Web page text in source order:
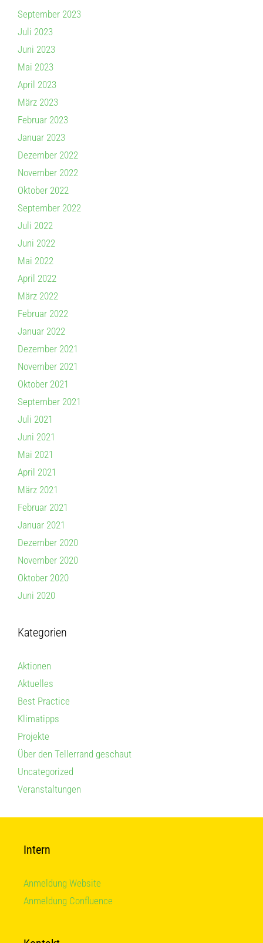
September 2023
Juli 2023
Juni 2023
Mai 2023
April 2023
März 2023
Februar 2023
Januar 2023
Dezember 2022
November 2022
Oktober 2022
September 2022
Juli 2022
Juni 2022
Mai 2022
April 2022
März 2022
Februar 2022
Januar 2022
Dezember 2021
November 2021
Oktober 2021
September 2021
Juli 2021
Juni 2021
Mai 2021
April 2021
März 2021
Februar 2021
Januar 2021
Dezember 2020
November 2020
Oktober 2020
Juni 2020
Kategorien
Aktionen
Aktuelles
Best Practice
Klimatipps
Projekte
Über den Tellerrand geschaut
Uncategorized
Veranstaltungen
Intern
Anmeldung Website
Anmeldung Confluence